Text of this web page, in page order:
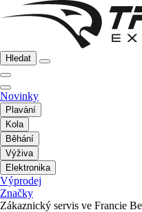
Hledat
Novinky
Plavání
Kola
Běhání
Výživa
Elektronika
Výprodej
Značky
Zákaznický servis ve Francie